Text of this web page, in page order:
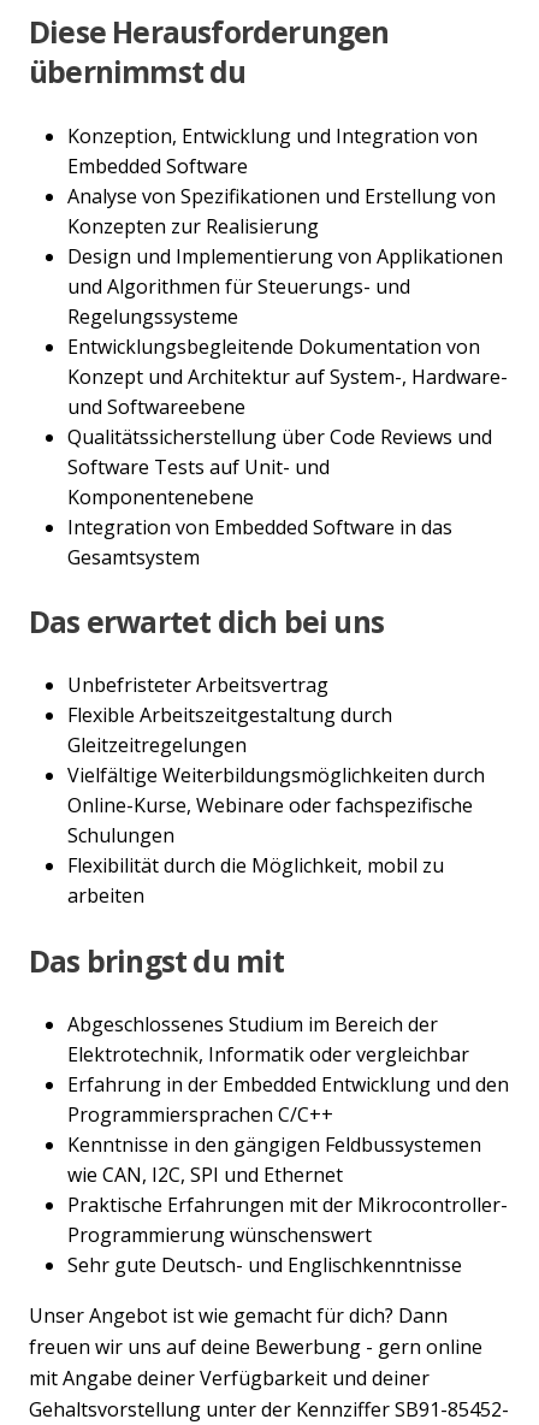
Diese Herausforderungen
übernimmst du
Konzeption, Entwicklung und Integration von
Embedded Software
Analyse von Spezifikationen und Erstellung von
Konzepten zur Realisierung
Design und Implementierung von Applikationen
und Algorithmen für Steuerungs- und
Regelungssysteme
Entwicklungsbegleitende Dokumentation von
Konzept und Architektur auf System-, Hardware-
und Softwareebene
Qualitätssicherstellung über Code Reviews und
Software Tests auf Unit- und
Komponentenebene
Integration von Embedded Software in das
Gesamtsystem
Das erwartet dich bei uns
Unbefristeter Arbeitsvertrag
Flexible Arbeitszeitgestaltung durch
Gleitzeitregelungen
Vielfältige Weiterbildungsmöglichkeiten durch
Online-Kurse, Webinare oder fachspezifische
Schulungen
Flexibilität durch die Möglichkeit, mobil zu
arbeiten
Das bringst du mit
Abgeschlossenes Studium im Bereich der
Elektrotechnik, Informatik oder vergleichbar
Erfahrung in der Embedded Entwicklung und den
Programmiersprachen C/C++
Kenntnisse in den gängigen Feldbussystemen
wie CAN, I2C, SPI und Ethernet
Praktische Erfahrungen mit der Mikrocontroller-
Programmierung wünschenswert
Sehr gute Deutsch- und Englischkenntnisse
Unser Angebot ist wie gemacht für dich? Dann
freuen wir uns auf deine Bewerbung - gern online
mit Angabe deiner Verfügbarkeit und deiner
Gehaltsvorstellung unter der Kennziffer SB91-85452-